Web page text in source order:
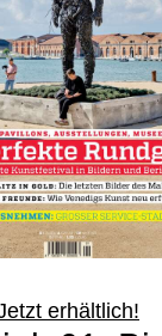
erhältlich!